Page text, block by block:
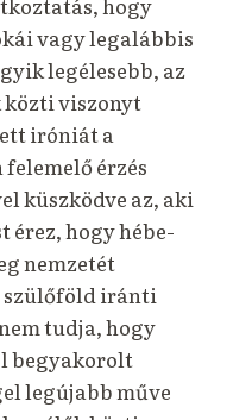
vagy legalábbis
legélesebb, az
viszonyt
iróniát a
érzés
küszködve az, aki
érez, hogy hébe-
nemzetét
szülőföld iránti
tudja, hogy
begyakorolt
legújabb műve